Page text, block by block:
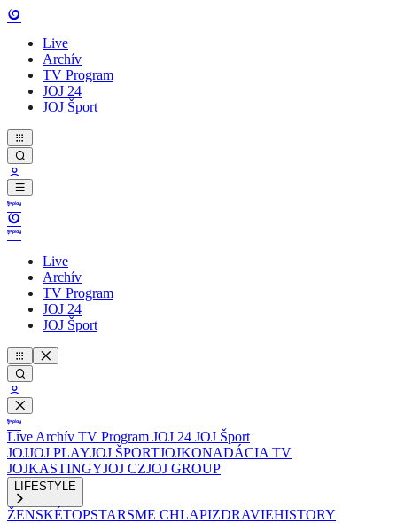
Live
Archív
TV Program
JOJ 24
JOJ Šport
Live
Archív
TV Program
JOJ 24
JOJ Šport
Live Archív TV Program JOJ 24 JOJ Šport
JOJJOJ PLAYJOJ ŠPORTJOJKONADÁCIA TV
JOJKASTINGYJOJ CZJOJ GROUP
LIFESTYLE
ŽENSKÉTOPSTARSME CHLAPIZDRAVIEHISTORY